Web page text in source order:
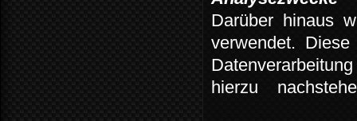
Darüber hinaus
verwendet. Diese
Datenverarbeitung
hierzu